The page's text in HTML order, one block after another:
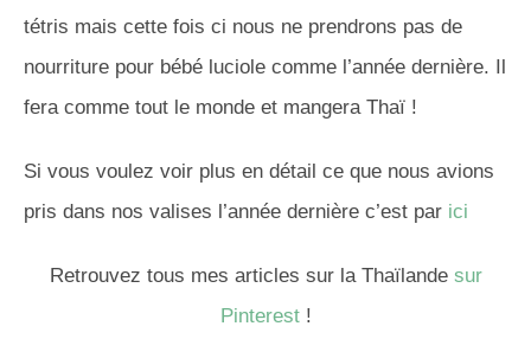
tétris mais cette fois ci nous ne prendrons pas de
nourriture pour bébé luciole comme l’année dernière. Il
fera comme tout le monde et mangera Thaï !
Si vous voulez voir plus en détail ce que nous avions
pris dans nos valises l’année dernière c’est par ici
Retrouvez tous mes articles sur la Thaïlande sur
Pinterest!